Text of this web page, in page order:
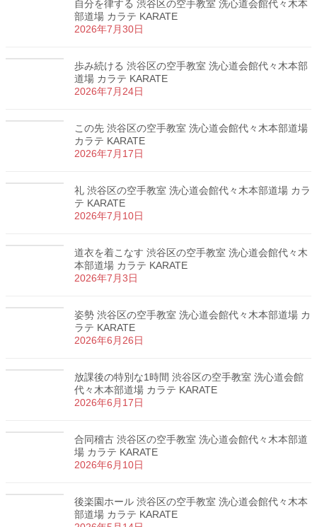
自分を律する 渋谷区の空手教室 洗心道会館代々木本
部道場 カラテ KARATE
2026年7月30日
歩み続ける 渋谷区の空手教室 洗心道会館代々木本部
道場 カラテ KARATE
2026年7月24日
この先 渋谷区の空手教室 洗心道会館代々木本部道場
カラテ KARATE
2026年7月17日
礼 渋谷区の空手教室 洗心道会館代々木本部道場 カラ
テ KARATE
2026年7月10日
道衣を着こなす 渋谷区の空手教室 洗心道会館代々木
本部道場 カラテ KARATE
2026年7月3日
姿勢 渋谷区の空手教室 洗心道会館代々木本部道場 カ
ラテ KARATE
2026年6月26日
放課後の特別な1時間 渋谷区の空手教室 洗心道会館
代々木本部道場 カラテ KARATE
2026年6月17日
合同稽古 渋谷区の空手教室 洗心道会館代々木本部道
場 カラテ KARATE
2026年6月10日
後楽園ホール 渋谷区の空手教室 洗心道会館代々木本
部道場 カラテ KARATE